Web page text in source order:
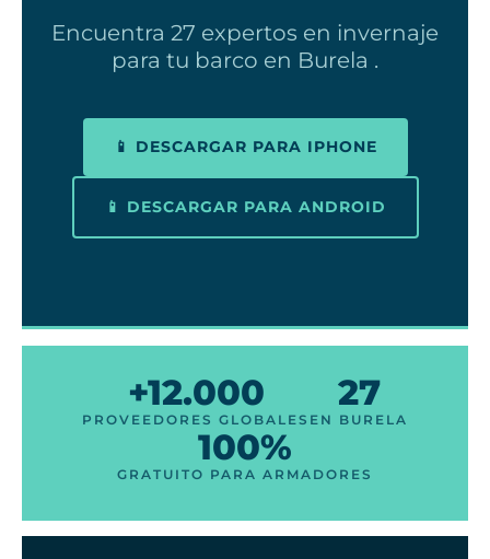
Encuentra 27 expertos en invernaje
para tu barco en Burela .
📱 DESCARGAR PARA IPHONE
📱 DESCARGAR PARA ANDROID
+12.000
PROVEEDORES GLOBALES
27
EN BURELA
100%
GRATUITO PARA ARMADORES